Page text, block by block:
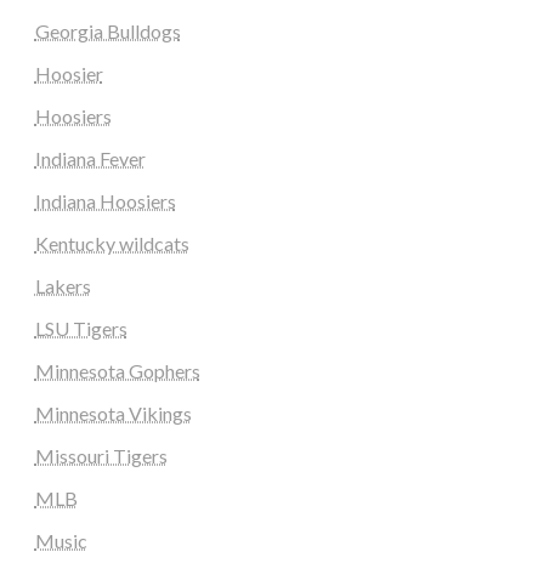
Georgia Bulldogs
Hoosier
Hoosiers
Indiana Fever
Indiana Hoosiers
Kentucky wildcats
Lakers
LSU Tigers
Minnesota Gophers
Minnesota Vikings
Missouri Tigers
MLB
Music